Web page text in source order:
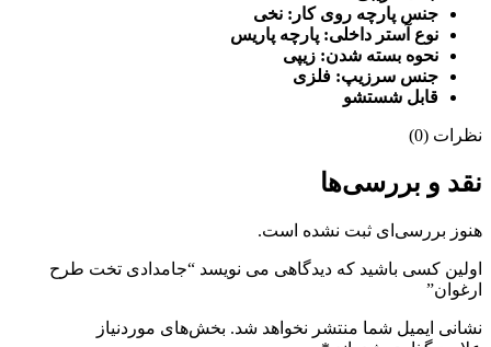
جنس پارچه روی کار: نخی
نوع آستر داخلی: پارچه پاریس
نحوه بسته شدن: زیپی
جنس سرزیپ: فلزی
قابل شستشو
نظرات (0)
نقد و بررسی‌ها
هنوز بررسی‌ای ثبت نشده است.
اولین کسی باشید که دیدگاهی می نویسد “جامدادی تخت طرح
ارغوان”
نشانی ایمیل شما منتشر نخواهد شد. بخش‌های موردنیاز